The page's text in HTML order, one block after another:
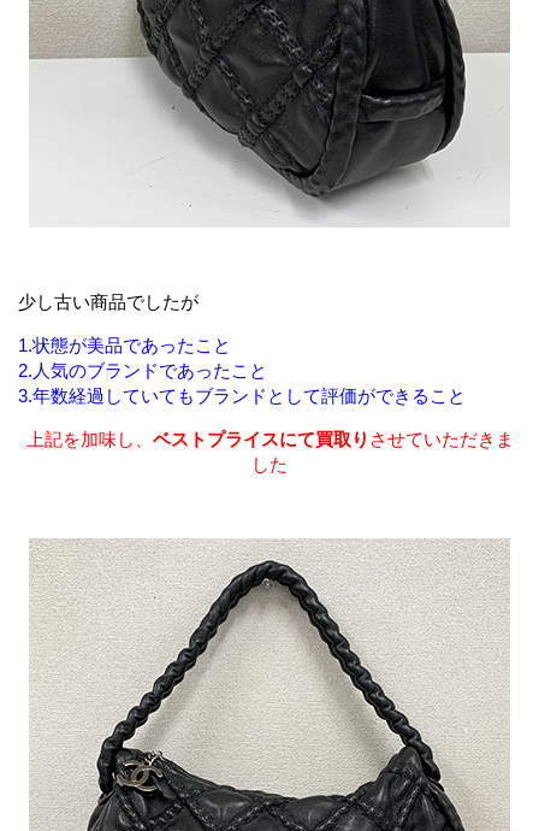
少し古い商品でしたが
1.状態が美品であったこと
2.人気のブランドであったこと
3.年数経過していてもブランドとして評価ができること
上記を加味し、 ベストプライスにて買取り させていただきま
した